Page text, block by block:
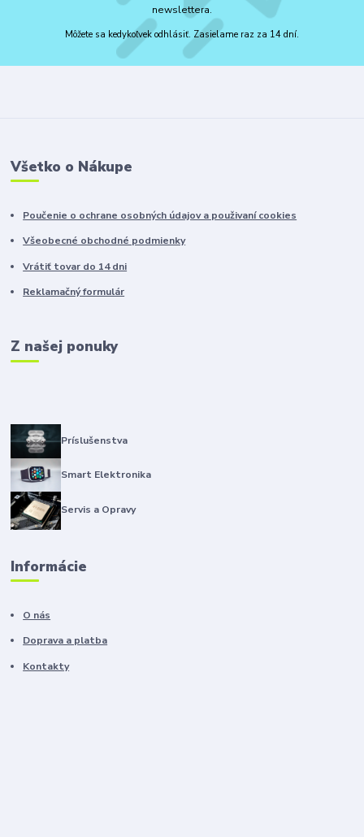
newslettera.
Môžete sa kedykoľvek odhlásiť. Zasielame raz za 14 dní.
Všetko o Nákupe
Poučenie o ochrane osobných údajov a použivaní cookies
Všeobecné obchodné podmienky
Vrátiť tovar do 14 dni
Reklamačný formulár
Z našej ponuky
Príslušenstva
Smart Elektronika
Servis a Opravy
Informácie
O nás
Doprava a platba
Kontakty